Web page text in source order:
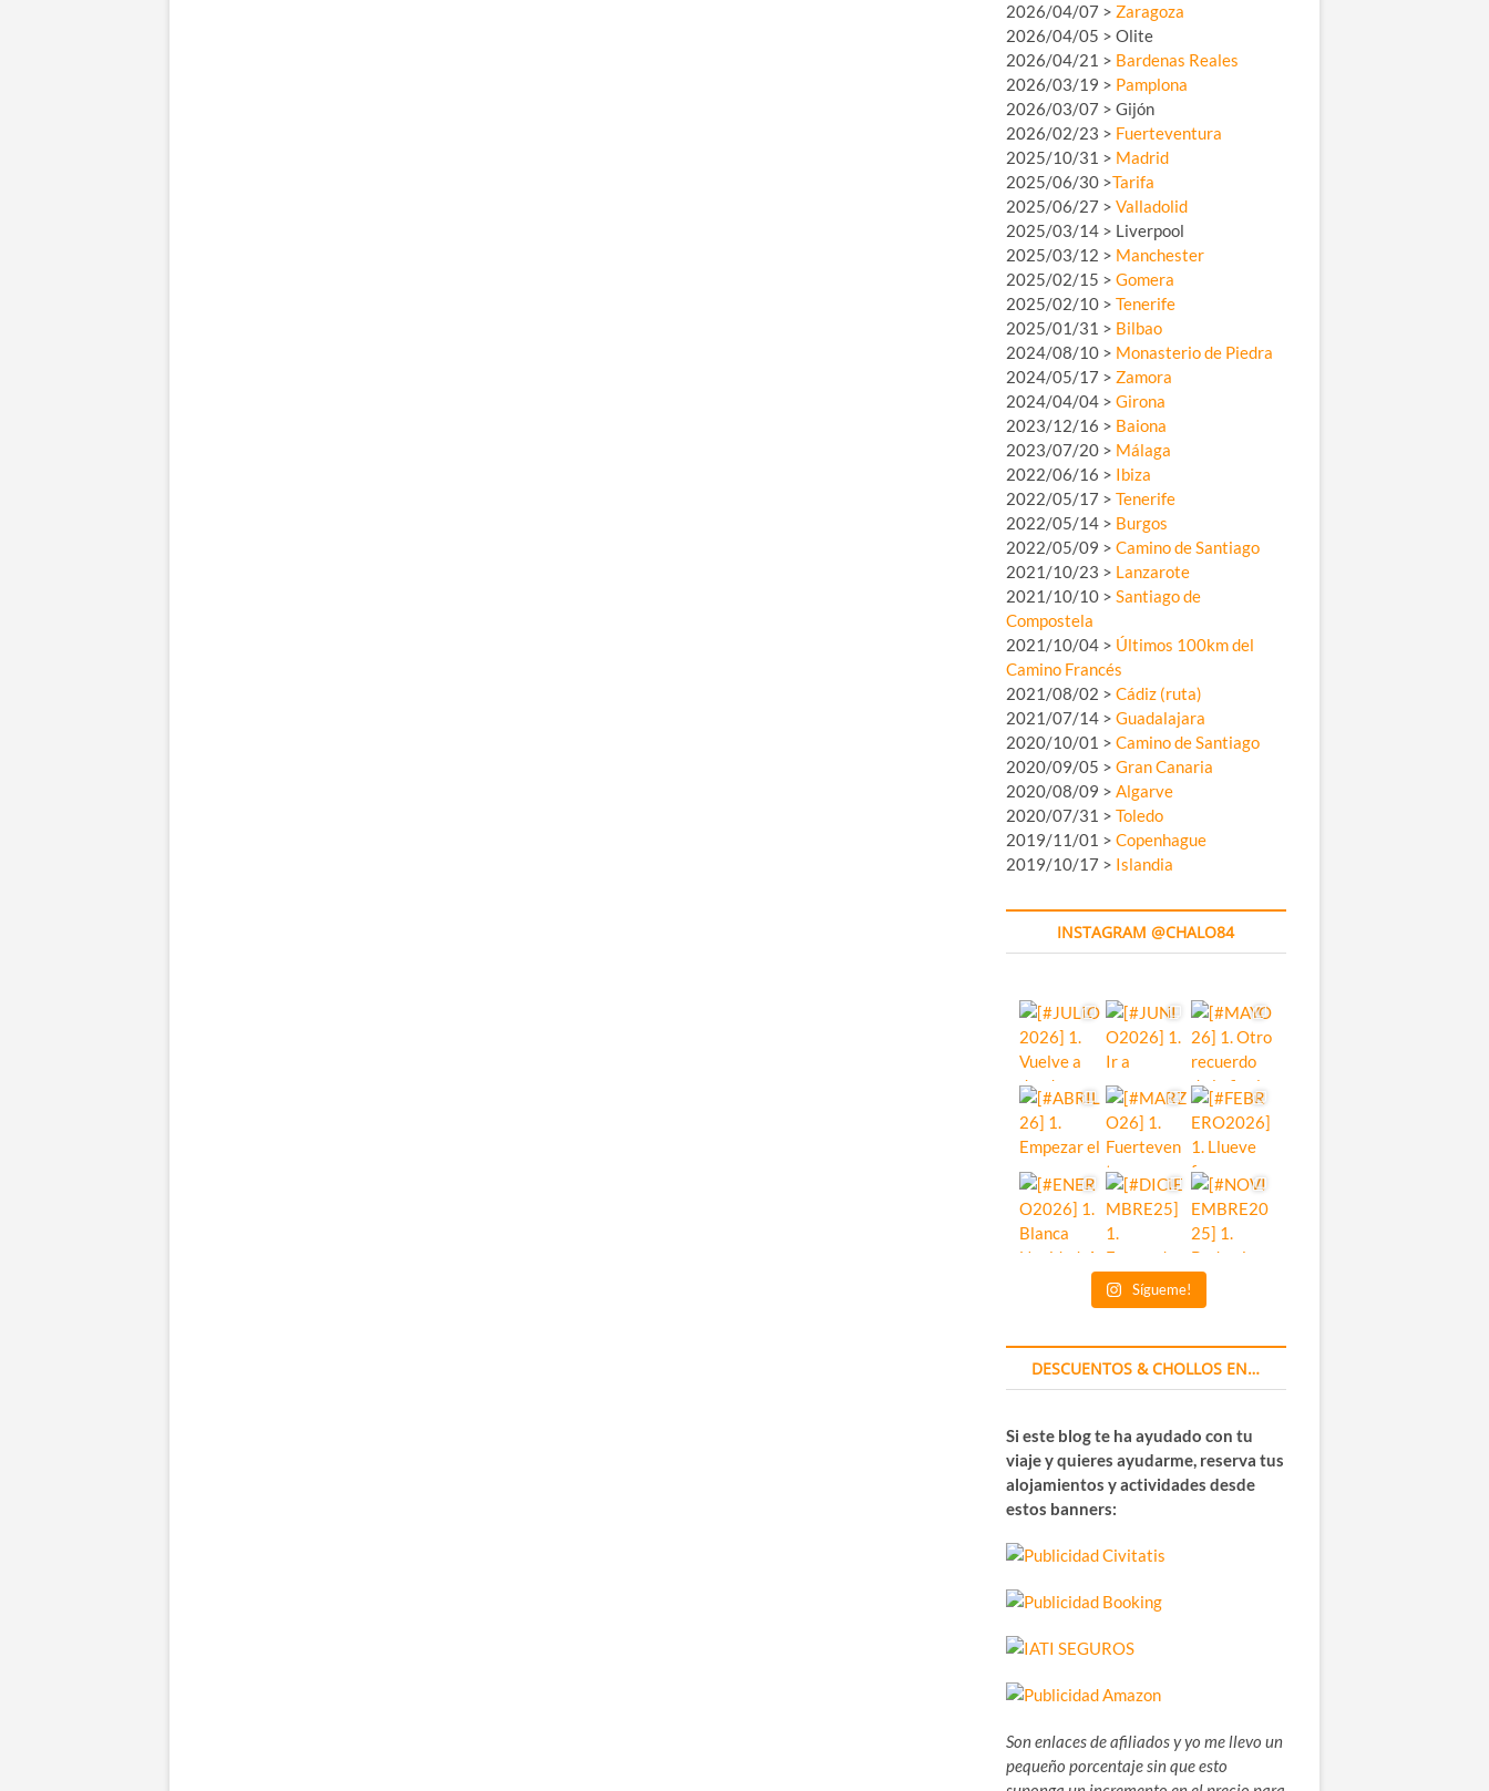
2026/04/07 > Zaragoza
2026/04/05 > Olite
2026/04/21 > Bardenas Reales
2026/03/19 > Pamplona
2026/03/07 > Gijón
2026/02/23 > Fuerteventura
2025/10/31 > Madrid
2025/06/30 >Tarifa
2025/06/27 > Valladolid
2025/03/14 > Liverpool
2025/03/12 > Manchester
2025/02/15 > Gomera
2025/02/10 > Tenerife
2025/01/31 > Bilbao
2024/08/10 > Monasterio de Piedra
2024/05/17 > Zamora
2024/04/04 > Girona
2023/12/16 > Baiona
2023/07/20 > Málaga
2022/06/16 > Ibiza
2022/05/17 > Tenerife
2022/05/14 > Burgos
2022/05/09 > Camino de Santiago
2021/10/23 > Lanzarote
2021/10/10 > Santiago de
Compostela
2021/10/04 > Últimos 100km del
Camino Francés
2021/08/02 > Cádiz (ruta)
2021/07/14 > Guadalajara
2020/10/01 > Camino de Santiago
2020/09/05 > Gran Canaria
2020/08/09 > Algarve
2020/07/31 > Toledo
2019/11/01 > Copenhague
2019/10/17 > Islandia
INSTAGRAM @CHALO84
Sígueme!
DESCUENTOS & CHOLLOS EN…
Si este blog te ha ayudado con tu
viaje y quieres ayudarme, reserva tus
alojamientos y actividades desde
estos banners:
Son enlaces de afiliados y yo me llevo un
pequeño porcentaje sin que esto